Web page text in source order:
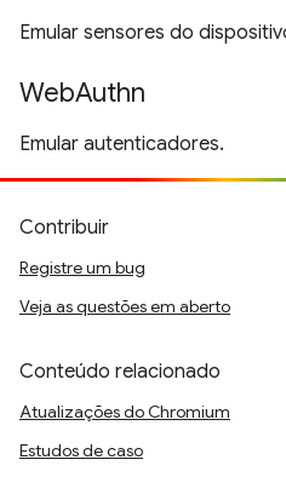
Emular sensores do
WebAuthn
Emular autenticadores.
Contribuir
Registre um bug
Veja as questões em aberto
Conteúdo relacionado
Atualizações do Chromium
Estudos de caso